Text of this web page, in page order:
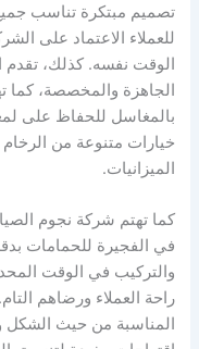
تصميم مبتكرة تناسب
للعملاء الاعتماد على
الوقت نفسه. كذلك،
الجاهزة والمخصصة، كما
بالمغاسل للحفاظ على
خيارات متنوعة من
الميزانيات.
كما تهتم شركة نجوم
في الفجيرة للحمامات
والتركيب في الوقت
راحة العملاء ورضاهم
المناسبة من حيث الشكل